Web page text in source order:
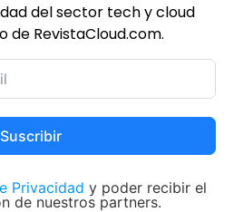
del sector tech y cloud
de RevistaCloud.com.
Suscribir
Privacidad y poder recibir el
de nuestros partners.